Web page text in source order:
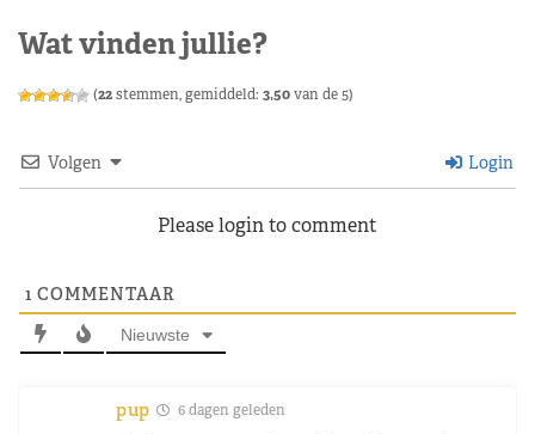
Wat vinden jullie?
(22stemmen, gemiddeld: 3,50van de 5)
Volgen Login
Please login to comment
1 COMMENTAAR
Nieuwste
pup 6 dagen geleden